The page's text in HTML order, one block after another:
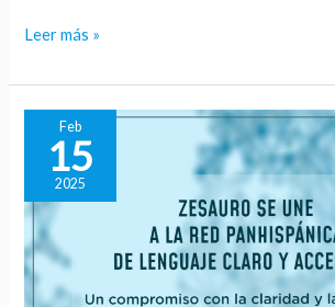
Leer más »
Feb
15
2025